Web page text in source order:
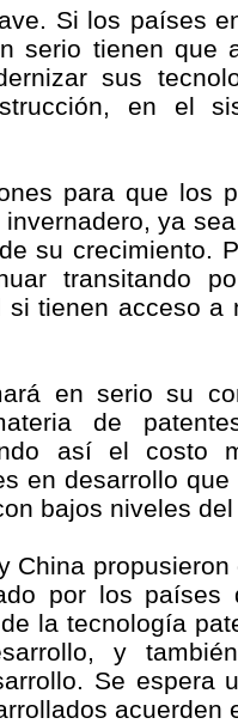
Si los países
serio tienen que
sus
en el
para que los
ya
su crecimiento.
transitando
tienen acceso a
en serio su
de
así el costo
en desarrollo
bajos niveles
China
por los países
la tecnología
y
Se espera
acuerden